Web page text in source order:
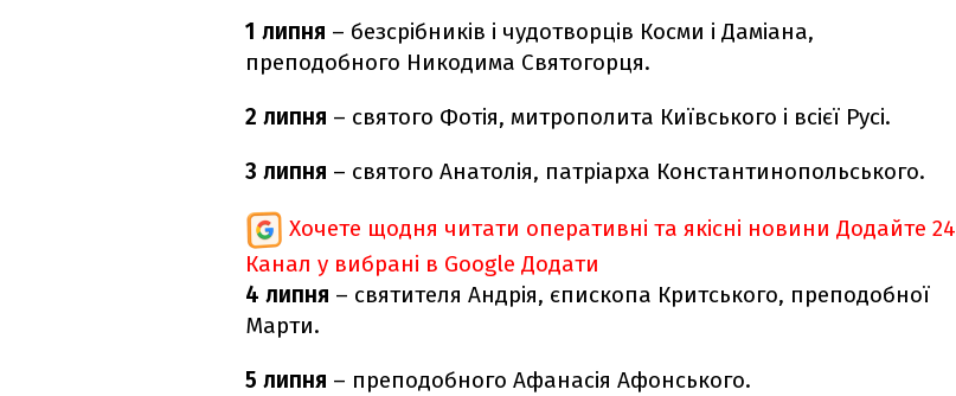
1 липня – безсрібників і чудотворців Косми і Даміана,
преподобного Никодима Святогорця.
2 липня – святого Фотія, митрополита Київського і всієї Русі.
3 липня – святого Анатолія, патріарха Константинопольського.
Хочете щодня читати оперативні та якісні новини Додайте 24
Канал у вибрані в Google Додати
4 липня – святителя Андрія, єпископа Критського, преподобної
Марти.
5 липня – преподобного Афанасія Афонського.